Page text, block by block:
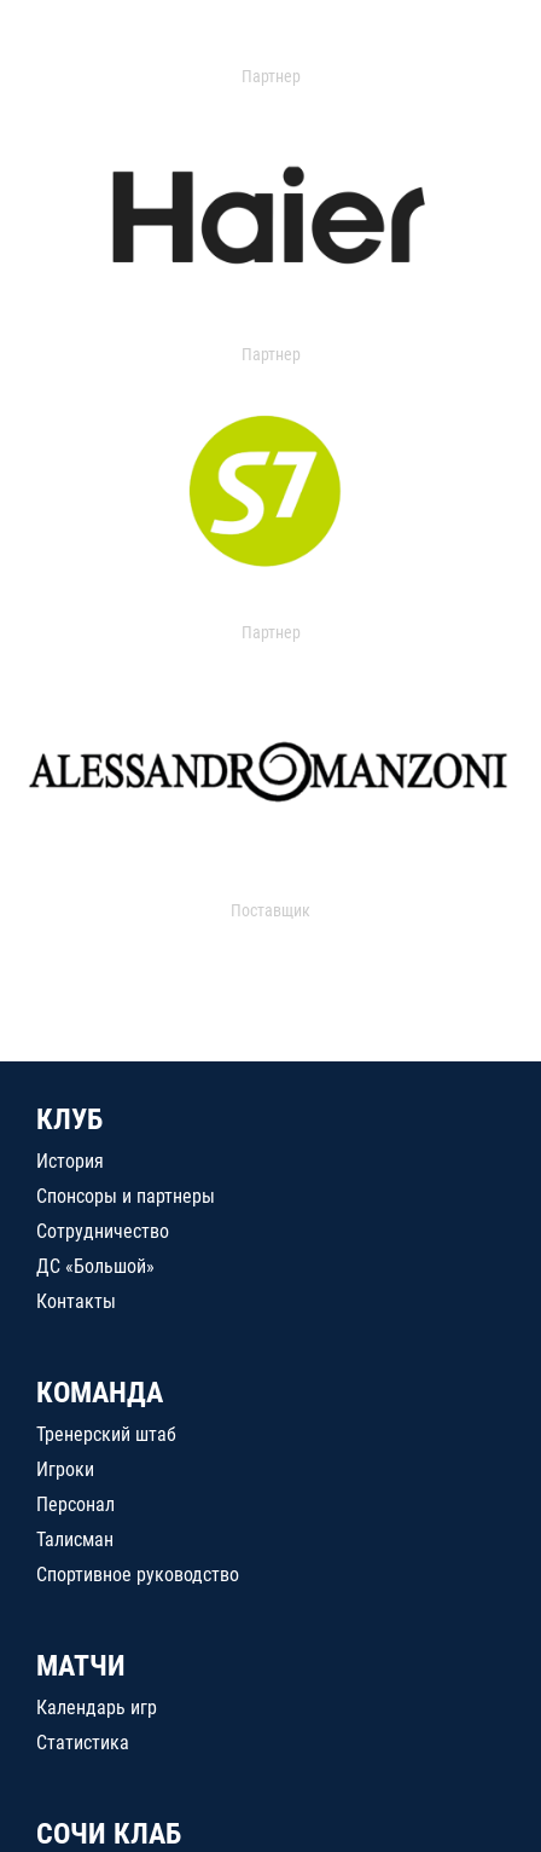
Партнер
Партнер
Партнер
Поставщик
КЛУБ
История
Спонсоры и партнеры
Сотрудничество
ДС «Большой»
Контакты
КОМАНДА
Тренерский штаб
Игроки
Персонал
Талисман
Спортивное руководство
МАТЧИ
Календарь игр
Статистика
СОЧИ КЛАБ